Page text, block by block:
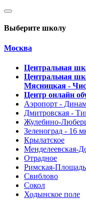
Выберите школу
Москва
Центральная
Центральная
Мясницкая -
Центр онлайн
Аэропорт -
Дмитровская -
Жулебино-
Зеленоград - 16
Крылатское
Менделеевская-
Отрадное
Римская-
Свиблово
Сокол
Ходынское поле